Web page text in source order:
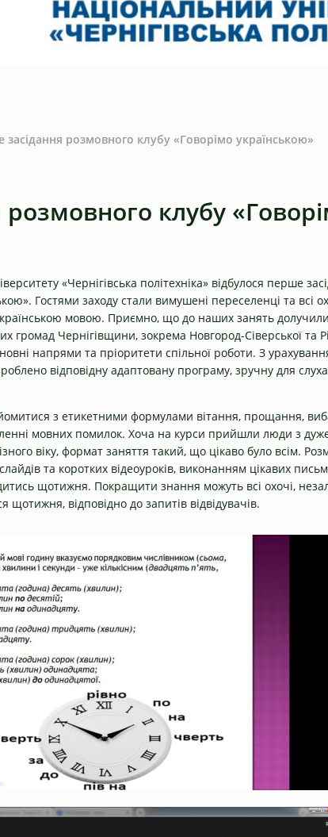
засідання розмовного клубу «Говорімо українською»
клубу
«Чернігівська політехніка» відбулося перше
Гостями заходу стали вимушені переселенці та всі
мовою. Приємно, що до наших занять
громад Чернігівщини, зокрема Новгород-Сіверської та
напрями та пріоритети спільної роботи. З
відповідну адаптовану програму, зручну для
з етикетними формулами вітання, прощання,
мовних помилок. Хоча на курси прийшли люди з
віку, формат заняття такий, що цікаво було всім.
та коротких відеоуроків, виконанням цікавих
щотижня. Покращити знання можуть всі охочі,
відповідно до запитів відвідувачів.